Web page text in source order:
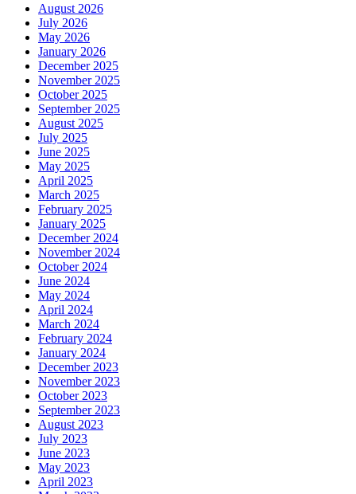
August 2026
July 2026
May 2026
January 2026
December 2025
November 2025
October 2025
September 2025
August 2025
July 2025
June 2025
May 2025
April 2025
March 2025
February 2025
January 2025
December 2024
November 2024
October 2024
June 2024
May 2024
April 2024
March 2024
February 2024
January 2024
December 2023
November 2023
October 2023
September 2023
August 2023
July 2023
June 2023
May 2023
April 2023